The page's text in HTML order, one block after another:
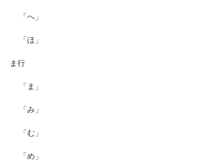
「へ」
「ほ」
ま行
「ま」
「み」
「む」
「め」